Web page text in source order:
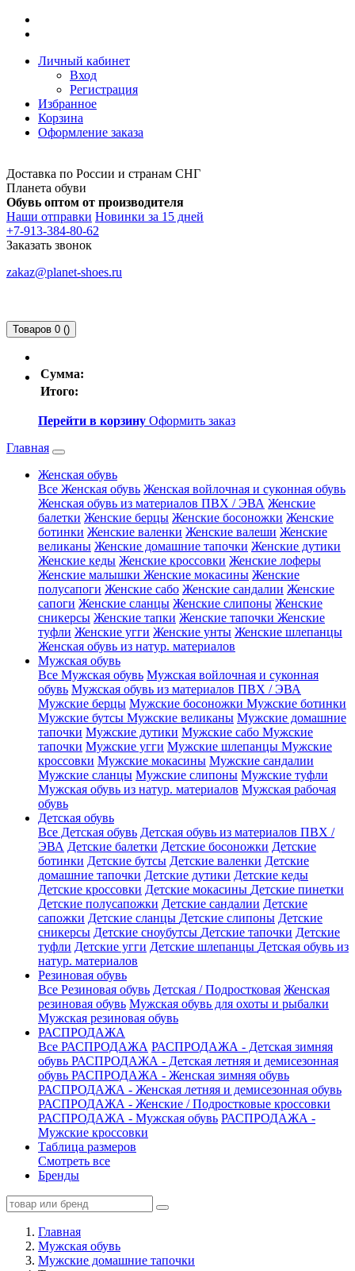
Личный кабинет
Вход
Регистрация
Избранное
Корзина
Оформление заказа
Доставка по России и странам СНГ
Планета обуви
Обувь оптом от производителя
Наши отправки Новинки за 15 дней
+7-913-384-80-62
Заказать звонок
zakaz@planet-shoes.ru
Товаров 0 ()
Сумма:
Итого:
Перейти в корзину Оформить заказ
Главная
Женская обувь
Все Женская обувь Женская войлочная и суконная обувь
Женская обувь из материалов ПВХ / ЭВА Женские
балетки Женские берцы Женские босоножки Женские
ботинки Женские валенки Женские валеши Женские
великаны Женские домашние тапочки Женские дутики
Женские кеды Женские кроссовки Женские лоферы
Женские малышки Женские мокасины Женские
полусапоги Женские сабо Женские сандалии Женские
сапоги Женские сланцы Женские слипоны Женские
сникерсы Женские тапки Женские тапочки Женские
туфли Женские угги Женские унты Женские шлепанцы
Женская обувь из натур. материалов
Мужская обувь
Все Мужская обувь Мужская войлочная и суконная
обувь Мужская обувь из материалов ПВХ / ЭВА
Мужские берцы Мужские босоножки Мужские ботинки
Мужские бутсы Мужские великаны Мужские домашние
тапочки Мужские дутики Мужские сабо Мужские
тапочки Мужские угги Мужские шлепанцы Мужские
кроссовки Мужские мокасины Мужские сандалии
Мужские сланцы Мужские слипоны Мужские туфли
Мужская обувь из натур. материалов Мужская рабочая
обувь
Детская обувь
Все Детская обувь Детская обувь из материалов ПВХ /
ЭВА Детские балетки Детские босоножки Детские
ботинки Детские бутсы Детские валенки Детские
домашние тапочки Детские дутики Детские кеды
Детские кроссовки Детские мокасины Детские пинетки
Детские полусапожки Детские сандалии Детские
сапожки Детские сланцы Детские слипоны Детские
сникерсы Детские сноубутсы Детские тапочки Детские
туфли Детские угги Детские шлепанцы Детская обувь из
натур. материалов
Резиновая обувь
Все Резиновая обувь Детская / Подростковая Женская
резиновая обувь Мужская обувь для охоты и рыбалки
Мужская резиновая обувь
РАСПРОДАЖА
Все РАСПРОДАЖА РАСПРОДАЖА - Детская зимняя
обувь РАСПРОДАЖА - Детская летняя и демисезонная
обувь РАСПРОДАЖА - Женская зимняя обувь
РАСПРОДАЖА - Женская летняя и демисезонная обувь
РАСПРОДАЖА - Женские / Подростковые кроссовки
РАСПРОДАЖА - Мужская обувь РАСПРОДАЖА -
Мужские кроссовки
Таблица размеров
Смотреть все
Бренды
Главная
Мужская обувь
Мужские домашние тапочки